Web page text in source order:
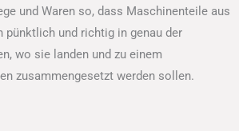
und Waren so, dass Maschinenteile aus
pünktlich und richtig in genau der
wo sie landen und zu einem
zusammengesetzt werden sollen.